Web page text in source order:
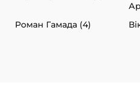
Роман Гамада (4)